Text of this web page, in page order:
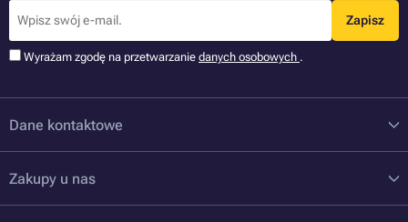
Zapisz
Wyrażam zgodę na przetwarzanie danych osobowych .
Dane kontaktowe
Zakupy u nas